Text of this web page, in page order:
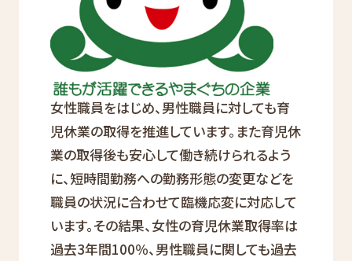
女性職員をはじめ、男性職員に対しても育
児休業の取得を推進しています。また育児休
業の取得後も安心して働き続けられるよう
に、短時間勤務への勤務形態の変更などを
職員の状況に合わせて臨機応変に対応して
います。その結果、女性の育児休業取得率は
過去3年間100％、男性職員に関しても過去